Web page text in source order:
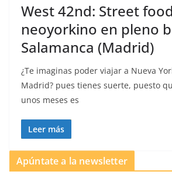
West 42nd: Street food
neoyorkino en pleno
Salamanca (Madrid)
¿Te imaginas poder viajar a Nueva
Madrid? pues tienes suerte, puesto
unos meses es
Leer más
Apúntate a la newsletter